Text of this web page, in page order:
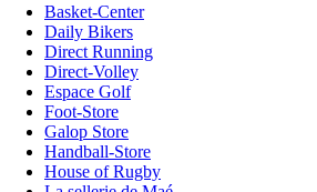
Basket-Center
Daily Bikers
Direct Running
Direct-Volley
Espace Golf
Foot-Store
Galop Store
Handball-Store
House of Rugby